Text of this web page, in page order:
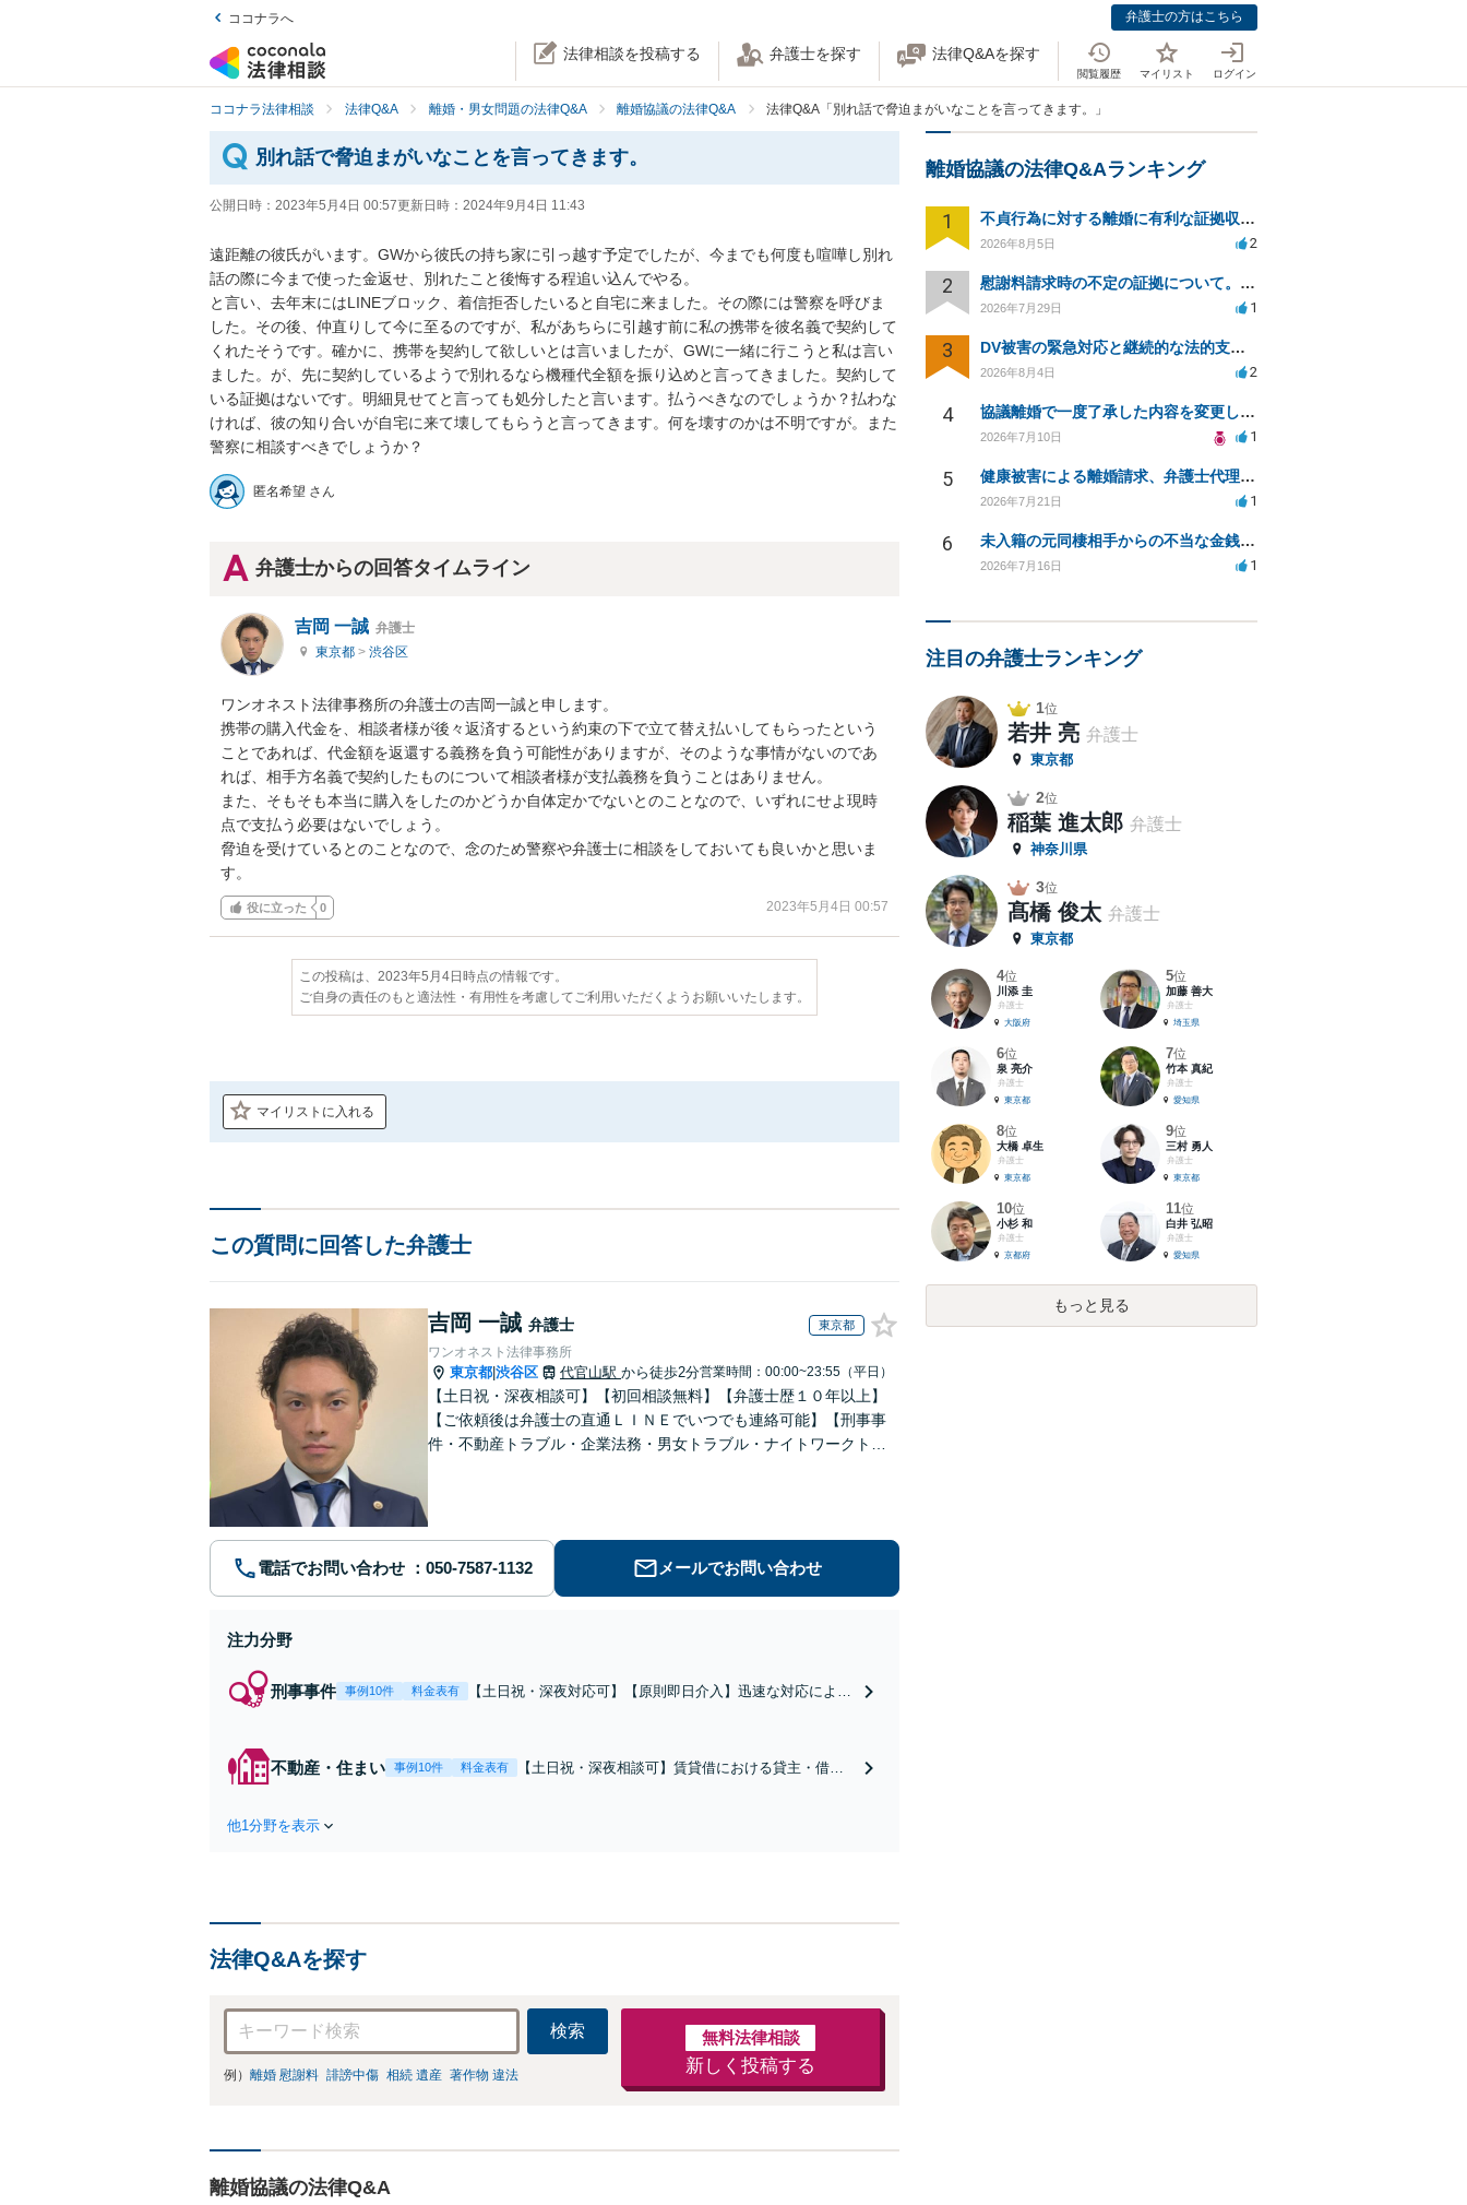
ココナラへ 弁護士の方はこちら
法律相談を投稿する 弁護士を探す 法律Q&Aを探す
閲覧履歴 マイリスト ログイン
ココナラ法律相談 法律Q&A 離婚・男女問題の法律Q&A 離婚協議の法律Q&A 法律Q&A「別れ話で脅迫まがいなことを言ってきます。」
別れ話で脅迫まがいなことを言ってきます。
公開日時： 2023年5月4日 00:57更新日時： 2024年9月4日 11:43
遠距離の彼氏がいます。GWから彼氏の持ち家に引っ越す予定でしたが、今までも何度も喧嘩し別れ
話の際に今まで使った金返せ、別れたこと後悔する程追い込んでやる。
と言い、去年末にはLINEブロック、着信拒否したいると自宅に来ました。その際には警察を呼びま
した。その後、仲直りして今に至るのですが、私があちらに引越す前に私の携帯を彼名義で契約して
くれたそうです。確かに、携帯を契約して欲しいとは言いましたが、GWに一緒に行こうと私は言い
ました。が、先に契約しているようで別れるなら機種代全額を振り込めと言ってきました。契約して
いる証拠はないです。明細見せてと言っても処分したと言います。払うべきなのでしょうか？払わな
ければ、彼の知り合いが自宅に来て壊してもらうと言ってきます。何を壊すのかは不明ですが。また
警察に相談すべきでしょうか？
匿名希望 さん
弁護士からの回答タイムライン
吉岡 一誠 弁護士
東京都 > 渋谷区
ワンオネスト法律事務所の弁護士の吉岡一誠と申します。
携帯の購入代金を、相談者様が後々返済するという約束の下で立て替え払いしてもらったという
ことであれば、代金額を返還する義務を負う可能性がありますが、そのような事情がないのであ
れば、相手方名義で契約したものについて相談者様が支払義務を負うことはありません。
また、そもそも本当に購入をしたのかどうか自体定かでないとのことなので、いずれにせよ現時
点で支払う必要はないでしょう。
脅迫を受けているとのことなので、念のため警察や弁護士に相談をしておいても良いかと思いま
す。
役に立った 0 2023年5月4日 00:57
この投稿は、2023年5月4日時点の情報です。
ご自身の責任のもと適法性・有用性を考慮してご利用いただくようお願いいたします。
マイリストに入れる
この質問に回答した弁護士
吉岡 一誠 弁護士 東京都
ワンオネスト法律事務所
東京都 渋谷区 代官山駅 から徒歩2分営業時間：00:00~23:55（平日）
【土日祝・深夜相談可】【初回相談無料】【弁護士歴１０年以上】
【ご依頼後は弁護士の直通ＬＩＮＥでいつでも連絡可能】【刑事事
件・不動産トラブル・企業法務・男女トラブル・ナイトワークトラ
電話でお問い合わせ メールでお問い合わせ
注力分野
刑事事件 事例10件 料金表有
【土日祝・深夜対応可】【原則即日介入】迅速な対応により
ただければ現場臨場も可能です。【初回相談無料】
不動産・住まい 事例10件 料金表有
【土日祝・深夜相談可】賃貸借における貸主・借
他1分野を表示
法律Q&Aを探す
検索
例） 離婚 慰謝料 誹謗中傷 相続 遺産 著作物 違法
無料法律相談
新しく投稿する
離婚協議の法律Q&A
離婚協議の法律Q&Aランキング
1 不貞行為に対する離婚に有利な証拠収集方法と法的手続きについて
2026年8月5日 2
2 慰謝料請求時の不定の証拠について。効力があるのか知りたい。
2026年7月29日 1
3 DV被害の緊急対応と継続的な法的支援を求む
2026年8月4日 2
4 協議離婚で一度了承した内容を変更したいです
2026年7月10日 1
5 健康被害による離婚請求、弁護士代理で迅速な手続き希望
2026年7月21日 1
6 未入籍の元同棲相手からの不当な金銭請求と合意書面の強要について
2026年7月16日 1
注目の弁護士ランキング
1位
若井 亮 弁護士
東京都
2位
稲葉 進太郎 弁護士
神奈川県
3位
髙橋 俊太 弁護士
東京都
4位
川添 圭
弁護士
大阪府
5位
加藤 善大
弁護士
埼玉県
6位
泉 亮介
弁護士
東京都
7位
竹本 真紀
弁護士
愛知県
8位
大橋 卓生
弁護士
東京都
9位
三村 勇人
弁護士
東京都
10位
小杉 和
弁護士
京都府
11位
白井 弘昭
弁護士
愛知県
もっと見る